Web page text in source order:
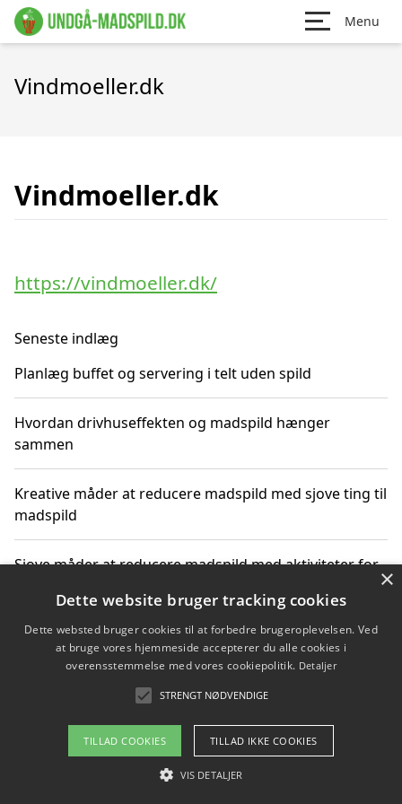
Menu
Vindmoeller.dk
Vindmoeller.dk
https://vindmoeller.dk/
Seneste indlæg
Planlæg buffet og servering i telt uden spild
Hvordan drivhuseffekten og madspild hænger
sammen
Kreative måder at reducere madspild med sjove ting til
madspild
Sjove måder at reducere madspild med aktiviteter for
Hvor finder jeg nemme måltidskasser i Vejle
Om / kontakt
Blog Betingelser
×
Dette website bruger tracking cookies
Dette websted bruger cookies til at forbedre brugeroplevelsen. Ved
at bruge vores hjemmeside accepterer du alle cookies i
overensstemmelse med vores cookiepolitik. Detaljer
STRENGT NØDVENDIGE
TILLAD COOKIES TILLAD IKKE COOKIES
VIS DETALJER